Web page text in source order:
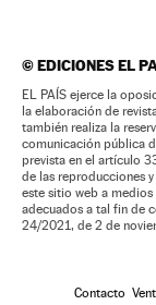
©EDICIONES EL
EL PAÍS ejerce la
la elaboración de
también realiza la
comunicación pública
prevista en el artículo
de las reproducciones
este sitio web a
adecuados a tal fin de
24/2021, de 2 de
Contacto